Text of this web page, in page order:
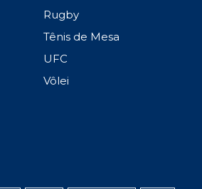
Rugby
Tênis de Mesa
UFC
Vôlei